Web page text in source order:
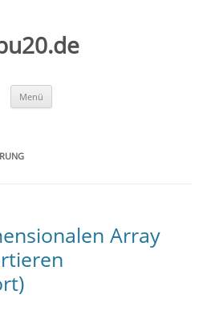
Menü
Array